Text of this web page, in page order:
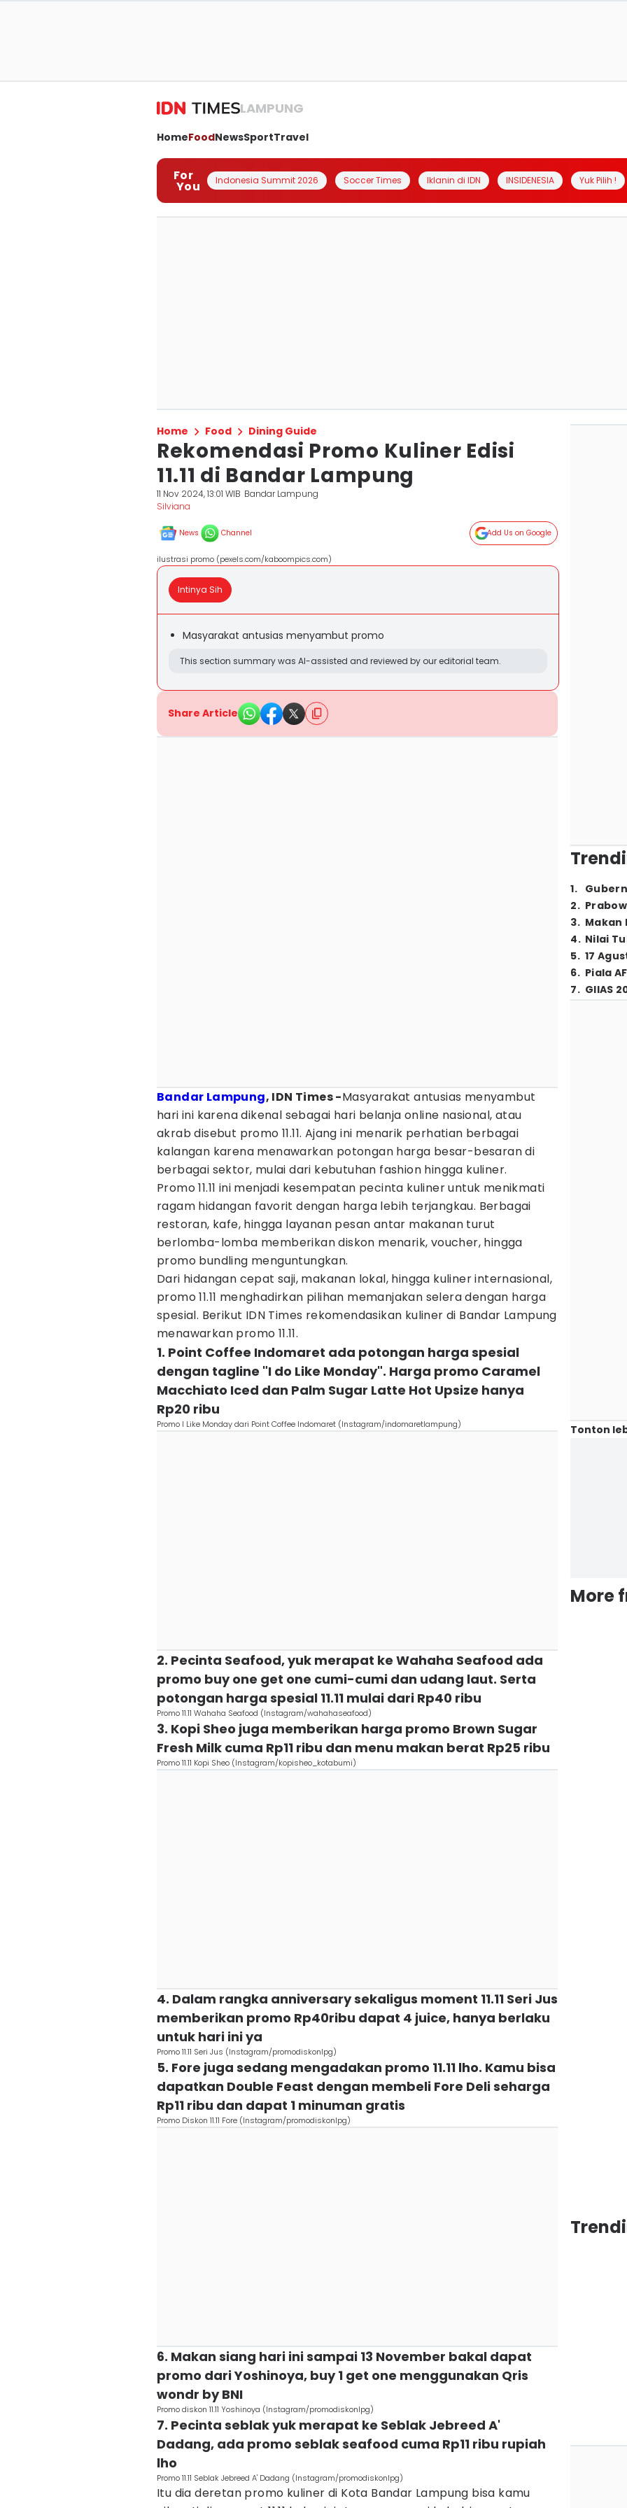
LAMPUNG
HomeFoodNewsSportTravel
For
You Indonesia Summit 2026 Soccer Times Iklanin di IDN INSIDENESIA Yuk Pilih !
Home Food Dining Guide
Rekomendasi Promo Kuliner Edisi
11.11 di Bandar Lampung
11 Nov 2024, 13:01 WIB Bandar Lampung
Silviana
News Channel Add Us on Google
ilustrasi promo (pexels.com/kaboompics.com)
Intinya Sih
Masyarakat antusias menyambut promo
This section summary was AI-assisted and reviewed by our editorial team.
Share Article
Bandar Lampung, IDN Times -Masyarakat antusias menyambut
hari ini karena dikenal sebagai hari belanja online nasional, atau
akrab disebut promo 11.11. Ajang ini menarik perhatian berbagai
kalangan karena menawarkan potongan harga besar-besaran di
berbagai sektor, mulai dari kebutuhan fashion hingga kuliner.
Promo 11.11 ini menjadi kesempatan pecinta kuliner untuk menikmati
ragam hidangan favorit dengan harga lebih terjangkau. Berbagai
restoran, kafe, hingga layanan pesan antar makanan turut
berlomba-lomba memberikan diskon menarik, voucher, hingga
promo bundling menguntungkan.
Dari hidangan cepat saji, makanan lokal, hingga kuliner internasional,
promo 11.11 menghadirkan pilihan memanjakan selera dengan harga
spesial. Berikut IDN Times rekomendasikan kuliner di Bandar Lampung
menawarkan promo 11.11.
1. Point Coffee Indomaret ada potongan harga spesial
dengan tagline "I do Like Monday". Harga promo Caramel
Macchiato Iced dan Palm Sugar Latte Hot Upsize hanya
Rp20 ribu
Promo I Like Monday dari Point Coffee Indomaret (Instagram/indomaretlampung)
2. Pecinta Seafood, yuk merapat ke Wahaha Seafood ada
promo buy one get one cumi-cumi dan udang laut. Serta
potongan harga spesial 11.11 mulai dari Rp40 ribu
Promo 11.11 Wahaha Seafood (Instagram/wahahaseafood)
3. Kopi Sheo juga memberikan harga promo Brown Sugar
Fresh Milk cuma Rp11 ribu dan menu makan berat Rp25 ribu
Promo 11.11 Kopi Sheo (Instagram/kopisheo_kotabumi)
4. Dalam rangka anniversary sekaligus moment 11.11 Seri Jus
memberikan promo Rp40ribu dapat 4 juice, hanya berlaku
untuk hari ini ya
Promo 11.11 Seri Jus (Instagram/promodiskonlpg)
5. Fore juga sedang mengadakan promo 11.11 lho. Kamu bisa
dapatkan Double Feast dengan membeli Fore Deli seharga
Rp11 ribu dan dapat 1 minuman gratis
Promo Diskon 11.11 Fore (Instagram/promodiskonlpg)
6. Makan siang hari ini sampai 13 November bakal dapat
promo dari Yoshinoya, buy 1 get one menggunakan Qris
wondr by BNI
Promo diskon 11.11 Yoshinoya (Instagram/promodiskonlpg)
7. Pecinta seblak yuk merapat ke Seblak Jebreed A'
Dadang, ada promo seblak seafood cuma Rp11 ribu rupiah
lho
Promo 11.11 Seblak Jebreed A' Dadang (Instagram/promodiskonlpg)
Itu dia deretan promo kuliner di Kota Bandar Lampung bisa kamu
1.
2.
3. Makan
4. Nilai
5. 17
6. Piala
7. GIIAS
Tonton
More